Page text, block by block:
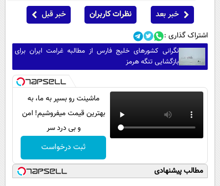
خبر بعد نظرات کاربران خبر قبل
اشتراک گذاری :
نگرانی کشورهای خلیج فارس از مطالبه غرامت ایران برای
بازگشایی تنگه هرمز
ماشینت رو بسپر به ما، به
بهترین قیمت میفروشیم! امن
و بی درد سر
ثبت درخواست
مطالب پیشنهادی